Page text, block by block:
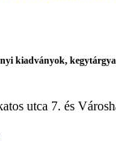
kiadványok,
utca 7. és